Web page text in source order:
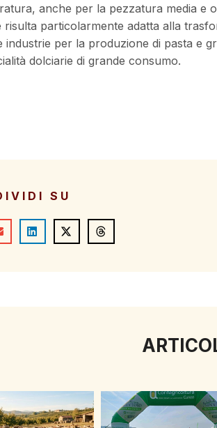
anche per la pezzatura media e
particolarmente adatta alla
per la produzione di pasta e
dolciarie di grande consumo.
SU